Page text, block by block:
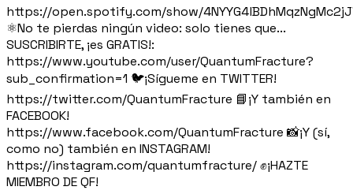
https://open.spotify.com/show/
⚛️No te pierdas ningún video: solo tienes que...
SUSCRIBIRTE, ¡es GRATIS!:
https://www.youtube.com/user/QuantumFracture?
sub_confirmation=1 🐦¡Sígueme en TWITTER!
https://twitter.com/QuantumFracture 📘¡Y también en
FACEBOOK!
https://www.facebook.com/QuantumFracture 📸¡Y (sí,
como no) también en INSTAGRAM!
https://instagram.com/quantumfracture/ ✊¡HAZTE
MIEMBRO DE QF!